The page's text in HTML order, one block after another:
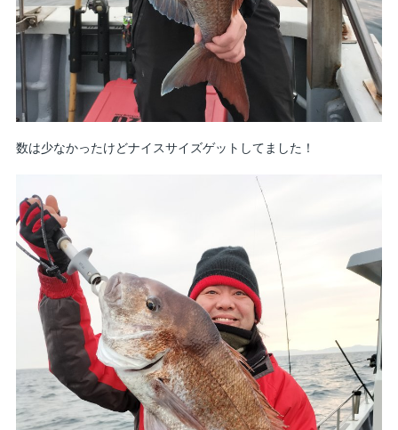
数は少なかったけどナイスサイズゲットしてました！